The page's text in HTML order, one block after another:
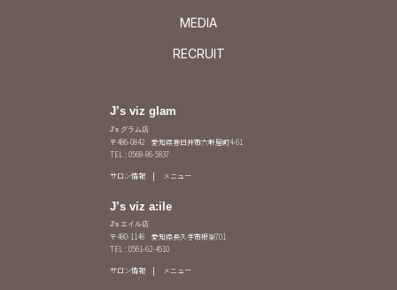
MEDIA
RECRUIT
J’s viz glam
J's グラム店
〒486-0842 愛知県春日井市六軒屋町4-61
TEL : 0568-86-5837
サロン情報 メニュー
J’s viz a:ile
J's エイル店
〒480-1148 愛知県長久手市根嶽701
TEL : 0561-62-4510
サロン情報 メニュー